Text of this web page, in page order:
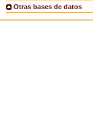
Otras bases de datos